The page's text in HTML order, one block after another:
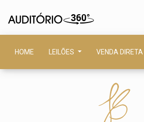
HOME LEILÕES VENDA DIRETA